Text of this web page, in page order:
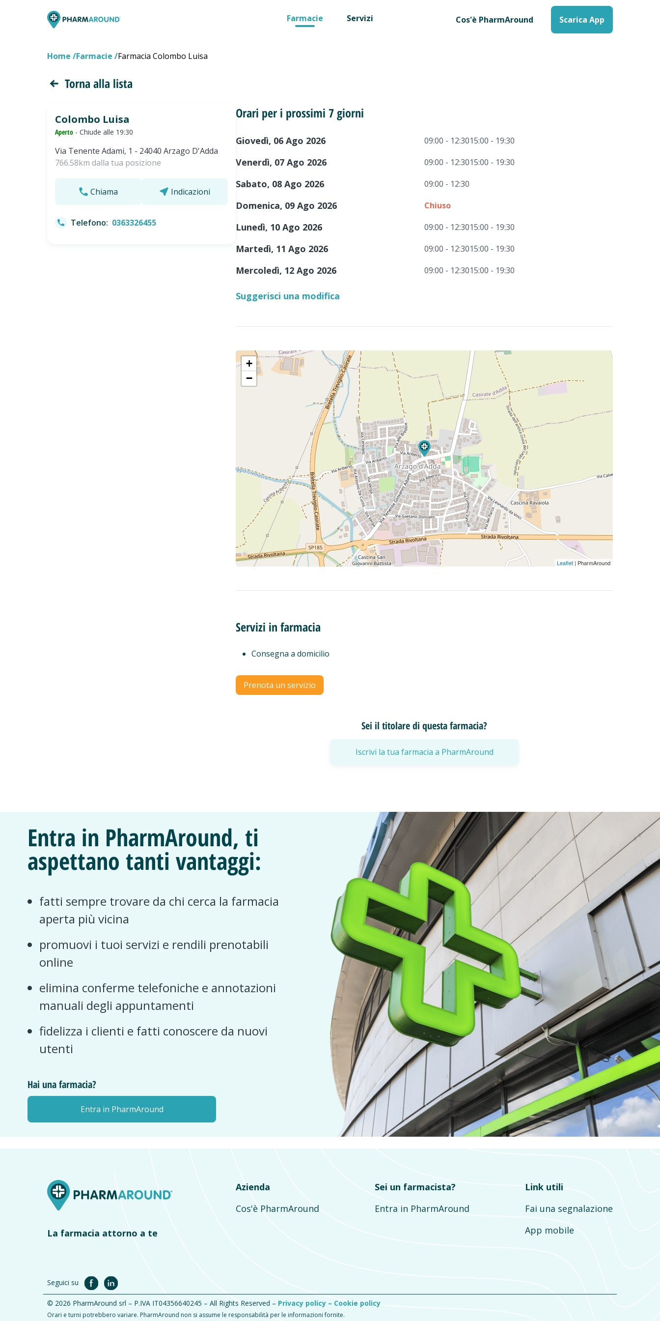
Farmacie Servizi Cos'è PharmAround Scarica App
Home Farmacie Farmacia Colombo Luisa
Torna alla lista
Colombo Luisa
Aperto - Chiude alle 19:30
Via Tenente Adami, 1 - 24040 Arzago D'Adda
766.58km dalla tua posizione
Chiama Indicazioni
Telefono: 0363326455
Orari per i prossimi 7 giorni
Giovedì, 06 Ago 2026 09:00 - 12:3015:00 - 19:30
Venerdì, 07 Ago 2026 09:00 - 12:3015:00 - 19:30
Sabato, 08 Ago 2026 09:00 - 12:30
Domenica, 09 Ago 2026 Chiuso
Lunedì, 10 Ago 2026 09:00 - 12:3015:00 - 19:30
Martedì, 11 Ago 2026 09:00 - 12:3015:00 - 19:30
Mercoledì, 12 Ago 2026 09:00 - 12:3015:00 - 19:30
Suggerisci una modifica
+
−
Leaflet | PharmAround
Servizi in farmacia
Consegna a domicilio
Prenota un servizio
Sei il titolare di questa farmacia?
Iscrivi la tua farmacia a PharmAround
Entra in PharmAround, ti
aspettano tanti vantaggi:
fatti sempre trovare da chi cerca la farmacia
aperta più vicina
promuovi i tuoi servizi e rendili prenotabili
online
elimina conferme telefoniche e annotazioni
manuali degli appuntamenti
fidelizza i clienti e fatti conoscere da nuovi
utenti
Hai una farmacia?
Entra in PharmAround
La farmacia attorno a te
Azienda
Cos'è PharmAround
Sei un farmacista?
Entra in PharmAround
Link utili
Fai una segnalazione
App mobile
Seguici su
© 2026 PharmAround srl – P.IVA IT04356640245 – All Rights Reserved – Privacy policy – Cookie policy
Orari e turni potrebbero variare. PharmAround non si assume le responsabilità per le informazioni fornite.